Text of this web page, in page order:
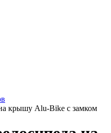
крышу Alu-Bike с замком